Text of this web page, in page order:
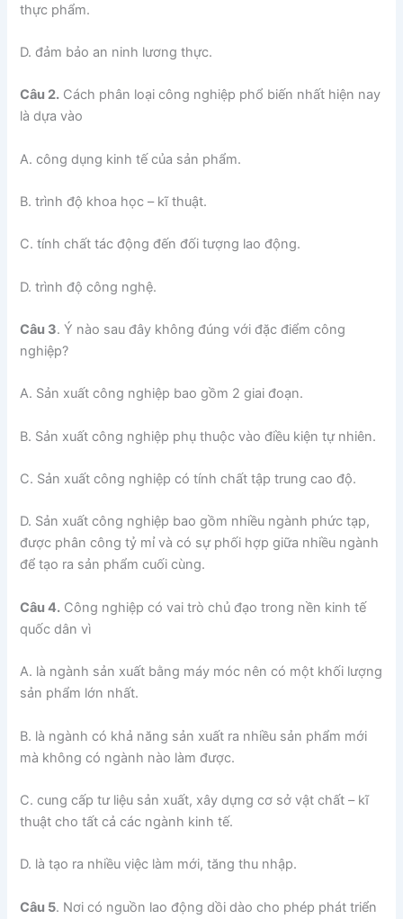
thực phẩm.
D. đảm bảo an ninh lương thực.
Câu 2. Cách phân loại công nghiệp phổ biến nhất hiện nay
là dựa vào
A. công dụng kinh tế của sản phẩm.
B. trình độ khoa học – kĩ thuật.
C. tính chất tác động đến đối tượng lao động.
D. trình độ công nghệ.
Câu 3. Ý nào sau đây không đúng với đặc điểm công
nghiệp?
A. Sản xuất công nghiệp bao gồm 2 giai đoạn.
B. Sản xuất công nghiệp phụ thuộc vào điều kiện tự nhiên.
C. Sản xuất công nghiệp có tính chất tập trung cao độ.
D. Sản xuất công nghiệp bao gồm nhiều ngành phức tạp,
được phân công tỷ mỉ và có sự phối hợp giữa nhiều ngành
để tạo ra sản phẩm cuối cùng.
Câu 4. Công nghiệp có vai trò chủ đạo trong nền kinh tế
quốc dân vì
A. là ngành sản xuất bằng máy móc nên có một khối lượng
sản phẩm lớn nhất.
B. là ngành có khả năng sản xuất ra nhiều sản phẩm mới
mà không có ngành nào làm được.
C. cung cấp tư liệu sản xuất, xây dựng cơ sở vật chất – kĩ
thuật cho tất cả các ngành kinh tế.
D. là tạo ra nhiều việc làm mới, tăng thu nhập.
Câu 5. Nơi có nguồn lao động dồi dào cho phép phát triển